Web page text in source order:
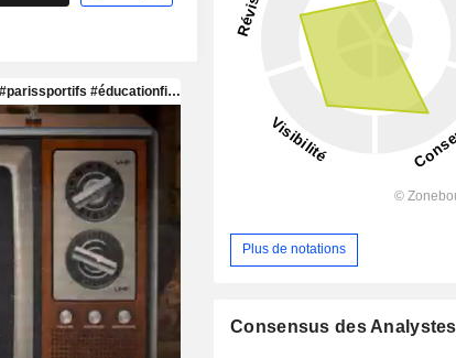
Plus de notations
Consensus des Analystes